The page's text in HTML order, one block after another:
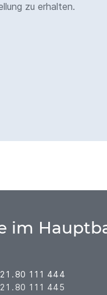
zu erhalten.
im
. 80 111 444
. 80 111 445